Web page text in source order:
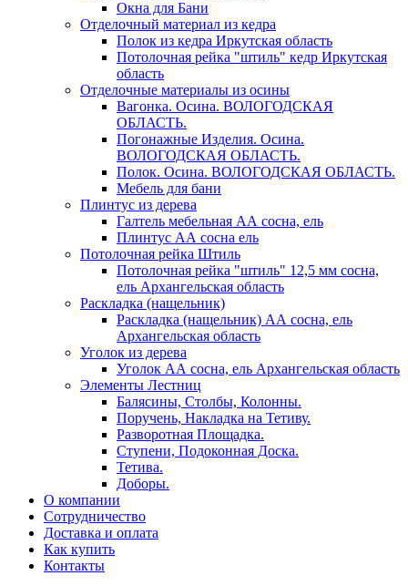
Окна для Бани
Отделочный материал из кедра
Полок из кедра Иркутская область
Потолочная рейка "штиль" кедр Иркутская
область
Отделочные материалы из осины
Вагонка. Осина. ВОЛОГОДСКАЯ
ОБЛАСТЬ.
Погонажные Изделия. Осина.
ВОЛОГОДСКАЯ ОБЛАСТЬ.
Полок. Осина. ВОЛОГОДСКАЯ ОБЛАСТЬ.
Мебель для бани
Плинтус из дерева
Галтель мебельная АА сосна, ель
Плинтус АА сосна ель
Потолочная рейка Штиль
Потолочная рейка "штиль" 12,5 мм сосна,
ель Архангельская область
Раскладка (нащельник)
Раскладка (нащельник) АА сосна, ель
Архангельская область
Уголок из дерева
Уголок АА сосна, ель Архангельская область
Элементы Лестниц
Балясины, Столбы, Колонны.
Поручень, Накладка на Тетиву.
Разворотная Площадка.
Ступени, Подоконная Доска.
Тетива.
Доборы.
О компании
Сотрудничество
Доставка и оплата
Как купить
Контакты